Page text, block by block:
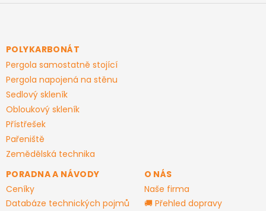
Z
aPOLYKARBONÁT
Pergola samostatně stojící
Pergola napojená na stěnu
Sedlový skleník
Obloukový skleník
Přístřešek
Pařeniště
Zemědělská technika
PORADNA A NÁVODY
Ceníky
Databáze technických pojmů
O NÁS
Naše firma
🚚 Přehled dopravy